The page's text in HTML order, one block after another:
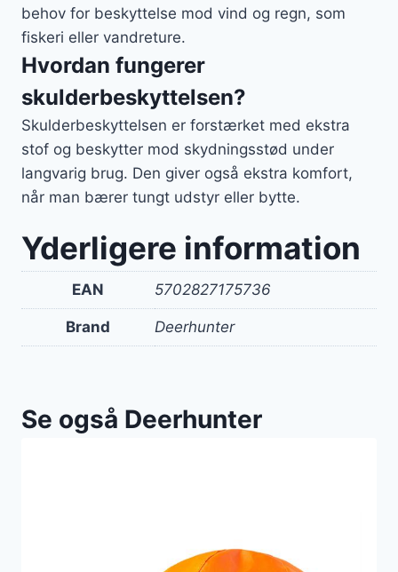
behov for beskyttelse mod vind og regn, som
fiskeri eller vandreture.
Hvordan fungerer
skulderbeskyttelsen?
Skulderbeskyttelsen er forstærket med ekstra
stof og beskytter mod skydningsstød under
langvarig brug. Den giver også ekstra komfort,
når man bærer tungt udstyr eller bytte.
Yderligere information
EAN 5702827175736
Brand Deerhunter
Se også Deerhunter